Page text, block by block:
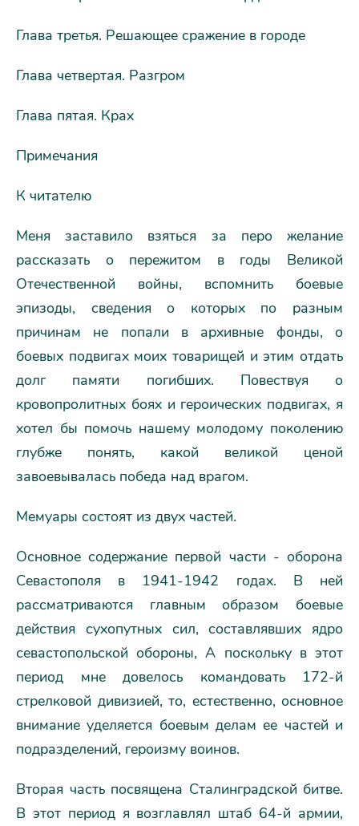
Глава третья. Решающее сражение в городе
Глава четвертая. Разгром
Глава пятая. Крах
Примечания
К читателю
Меня заставило взяться за перо желание
рассказать о пережитом в годы Великой
Отечественной войны, вспомнить боевые
эпизоды, сведения о которых по разным
причинам не попали в архивные фонды, о
боевых подвигах моих товарищей и этим отдать
долг памяти погибших. Повествуя о
кровопролитных боях и героических подвигах, я
хотел бы помочь нашему молодому поколению
глубже понять, какой великой ценой
завоевывалась победа над врагом.
Мемуары состоят из двух частей.
Основное содержание первой части - оборона
Севастополя в 1941-1942 годах. В ней
рассматриваются главным образом боевые
действия сухопутных сил, составлявших ядро
севастопольской обороны, А поскольку в этот
период мне довелось командовать 172-й
стрелковой дивизией, то, естественно, основное
внимание уделяется боевым делам ее частей и
подразделений, героизму воинов.
Вторая часть посвящена Сталинградской битве.
В этот период я возглавлял штаб 64-й армии,